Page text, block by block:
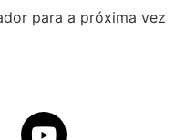
para a próxima vez